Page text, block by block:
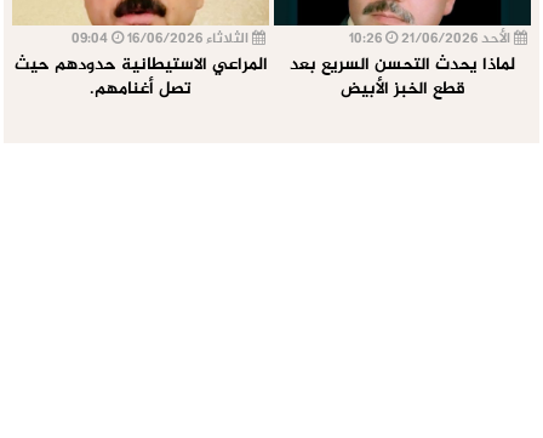
الأحد 21/06/2026
لماذا يحدث التحسن السريع بعد
قطع الخبز الأبيض
الثلاثاء 16/06/2026
المراعي الاستيطانية حدودهم حيث
تصل أغنامهم.